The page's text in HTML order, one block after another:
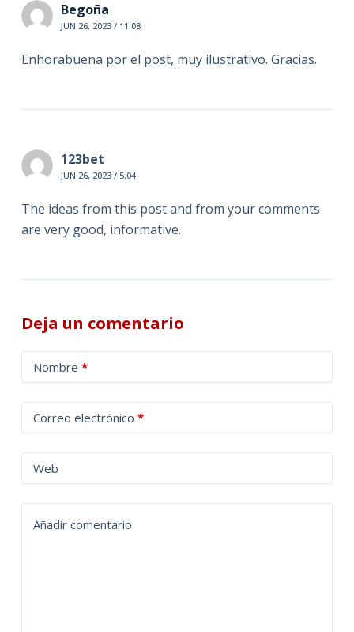
Begoña
JUN 26, 2023 / 11:08
Enhorabuena por el post, muy ilustrativo. Gracias.
123bet
JUN 26, 2023 / 5:04
The ideas from this post and from your comments
are very good, informative.
Deja un comentario
Nombre *
Correo electrónico *
Web
Añadir comentario
l
t
a
t